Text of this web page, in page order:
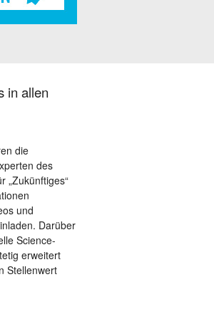
in allen
die
des
„Zukünftiges“
und
Darüber
Science-
erweitert
Stellenwert